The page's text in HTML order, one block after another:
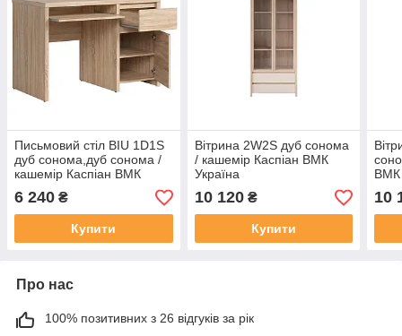
Письмовий стіл BIU 1D1S
дуб сонома,дуб сонома /
кашемір Каспіан ВМК
Україна
6 240 ₴
Купити
Вітрина 2W2S дуб сонома
/ кашемір Каспіан ВМК
Україна
10 120₴
Купити
ВМК
10
Про нас
100% позитивних з 26 відгуків за рік